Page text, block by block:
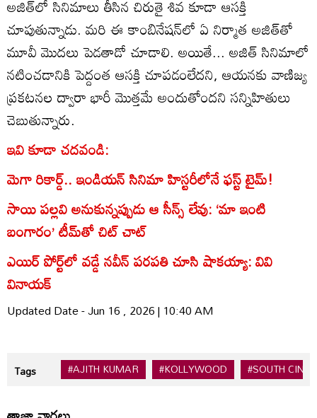
అజిత్‌లో సినిమాలు తీసిన చిరుతై శివ కూడా ఆసక్తి
చూపుతున్నాడు. మరి ఈ కాంబినేషన్‌లో ఏ నిర్మాత అజిత్‌తో
మూవీ మొదలు పెడతాడో చూడాలి. అయితే... అజిత్‌ సినిమాలో
నటించడానికి పెద్దంత ఆసక్తి చూపడంలేదని, ఆయనకు వాణిజ్య
ప్రకటనల ద్వారా భారీ మొత్తమే అందుతోందని సన్నిహితులు
చెబుతున్నారు.
ఇవి కూడా చదవండి:
మెగా రికార్డ్.. ఇండియన్ సినిమా హిస్టరీలోనే ఫస్ట్ టైమ్!
సాయి పల్లవి అనుకున్నప్పుడు ఆ సీన్స్ లేవు: ‘మా ఇంటి
బంగారం’ టీమ్‌తో చిట్ చాట్
ఎయిర్ పోర్ట్‌లో వడ్డే నవీన్ పరపతి చూసి షాకయ్యా: వివి
వినాయక్
Updated Date - Jun 16 , 2026 | 10:40 AM
Tags #AJITH KUMAR #KOLLYWOOD #SOUTH